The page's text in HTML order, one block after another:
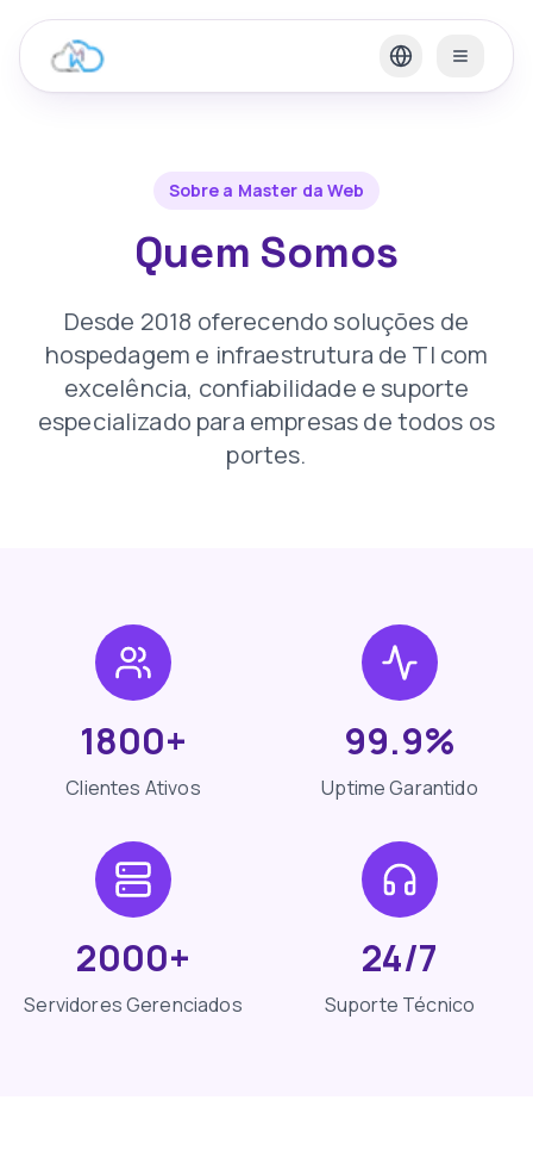
Sobre a Master da Web
Quem Somos
Desde 2018 oferecendo soluções de
hospedagem e infraestrutura de TI com
excelência, confiabilidade e suporte
especializado para empresas de todos os
portes.
1800+
Clientes Ativos
99.9%
Uptime Garantido
2000+
Servidores Gerenciados
24/7
Suporte Técnico